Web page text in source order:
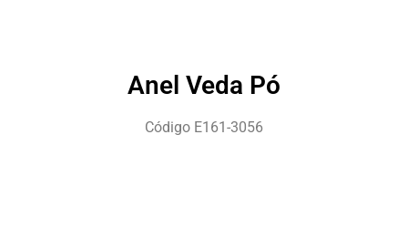
Anel Veda Pó
Código E161-3056